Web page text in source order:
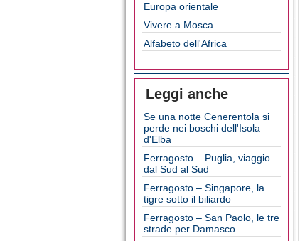
Europa orientale
Vivere a Mosca
Alfabeto dell'Africa
Leggi anche
Se una notte Cenerentola si
perde nei boschi dell'Isola
d'Elba
Ferragosto – Puglia, viaggio
dal Sud al Sud
Ferragosto – Singapore, la
tigre sotto il biliardo
Ferragosto – San Paolo, le tre
strade per Damasco